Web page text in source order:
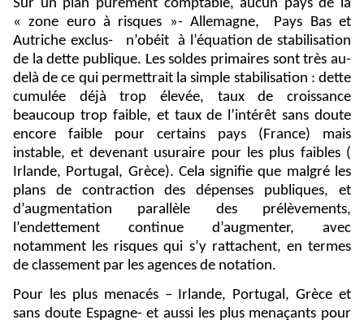
Sur un plan purement comptable, aucun pays de la
« zone euro à risques »- Allemagne,
Pays Bas et
Autriche exclus-
n’obéit à l’équation de stabilisation
de la dette publique. Les soldes primaires sont très au-
delà de ce qui permettrait la simple stabilisation : dette
cumulée déjà trop élevée, taux de croissance
beaucoup trop faible, et taux de l’intérêt sans doute
encore faible pour certains pays (France) mais
instable, et devenant usuraire pour les plus faibles (
Irlande, Portugal, Grèce). Cela signifie que malgré les
plans de contraction des dépenses publiques, et
d’augmentation parallèle des prélèvements,
l’endettement continue d’augmenter, avec
notamment les risques qui s’y rattachent, en termes
de classement par les agences de notation.
Pour les plus menacés – Irlande, Portugal, Grèce et
sans doute Espagne- et aussi les plus menaçants pour